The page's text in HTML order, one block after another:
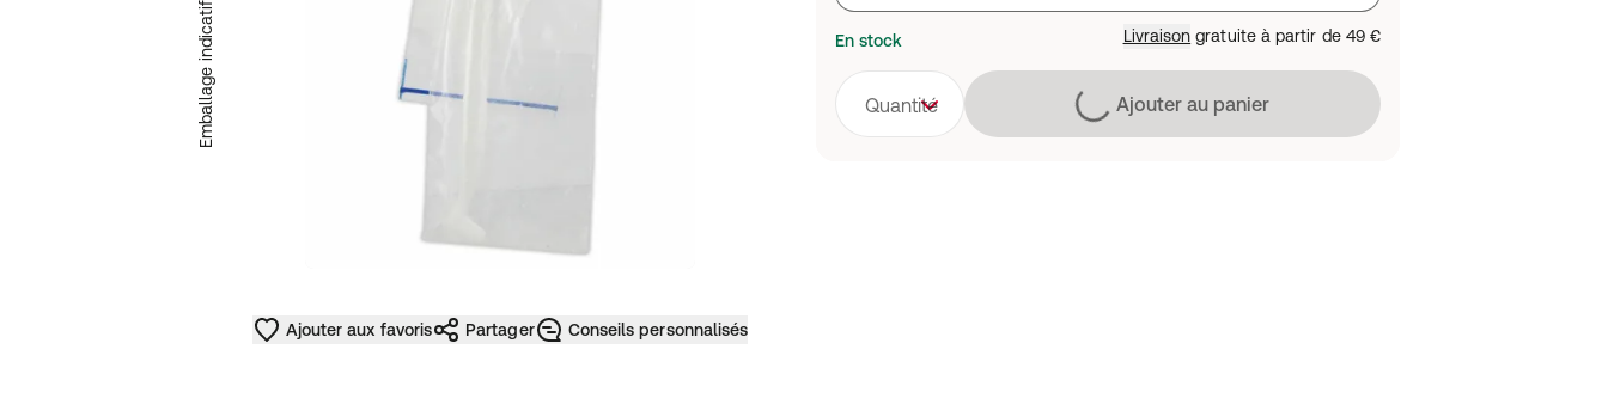
Emballage indicatif
Ajouter aux favoris Partager Conseils personnalisés
En stock Livraison gratuite à partir de 49 €
Quantité Chargement
Ajouter au panier